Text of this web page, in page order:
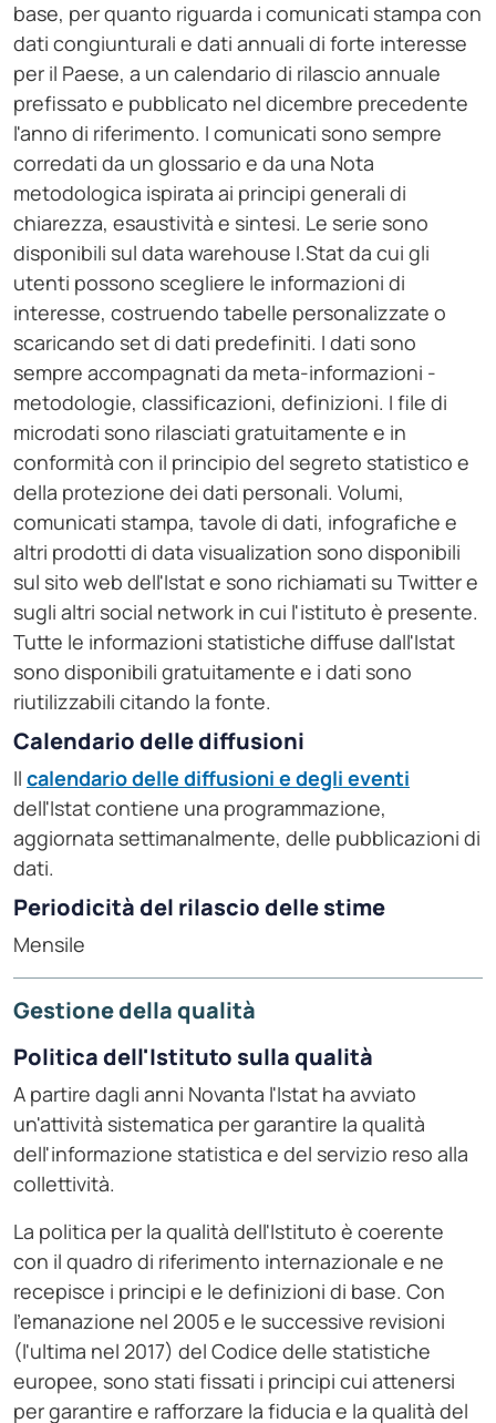
base, per quanto riguarda i comunicati stampa con
dati congiunturali e dati annuali di forte interesse
per il Paese, a un calendario di rilascio annuale
prefissato e pubblicato nel dicembre precedente
l'anno di riferimento. I comunicati sono sempre
corredati da un glossario e da una Nota
metodologica ispirata ai principi generali di
chiarezza, esaustività e sintesi. Le serie sono
disponibili sul data warehouse I.Stat da cui gli
utenti possono scegliere le informazioni di
interesse, costruendo tabelle personalizzate o
scaricando set di dati predefiniti. I dati sono
sempre accompagnati da meta-informazioni -
metodologie, classificazioni, definizioni. I file di
microdati sono rilasciati gratuitamente e in
conformità con il principio del segreto statistico e
della protezione dei dati personali. Volumi,
comunicati stampa, tavole di dati, infografiche e
altri prodotti di data visualization sono disponibili
sul sito web dell'Istat e sono richiamati su Twitter e
sugli altri social network in cui l'istituto è presente.
Tutte le informazioni statistiche diffuse dall'Istat
sono disponibili gratuitamente e i dati sono
riutilizzabili citando la fonte.
Calendario delle diffusioni
Il calendario delle diffusioni e degli eventi
dell'Istat contiene una programmazione,
aggiornata settimanalmente, delle pubblicazioni di
dati.
Periodicità del rilascio delle stime
Mensile
Gestione della qualità
Politica dell'Istituto sulla qualità
A partire dagli anni Novanta l'Istat ha avviato
un'attività sistematica per garantire la qualità
dell'informazione statistica e del servizio reso alla
collettività.
La politica per la qualità dell'Istituto è coerente
con il quadro di riferimento internazionale e ne
recepisce i principi e le definizioni di base. Con
l'emanazione nel 2005 e le successive revisioni
(l'ultima nel 2017) del Codice delle statistiche
europee, sono stati fissati i principi cui attenersi
per garantire e rafforzare la fiducia e la qualità del